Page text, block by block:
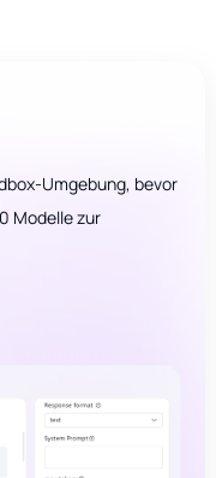
Umgebung, bevor
Modelle zur